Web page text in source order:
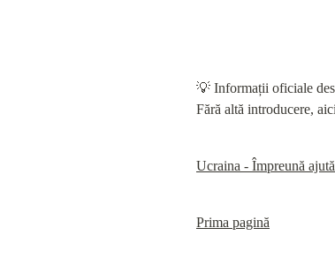
💡 Informații oficiale
Fără altă introducere,
Ucraina - Împreună
Prima pagină